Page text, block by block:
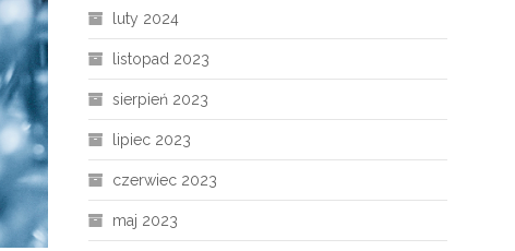
luty 2024
listopad 2023
sierpień 2023
lipiec 2023
czerwiec 2023
maj 2023